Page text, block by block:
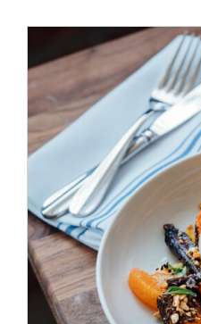
ADD TO CART